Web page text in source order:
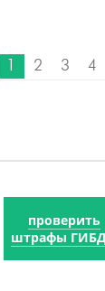
2 3 4
проверить
штрафы